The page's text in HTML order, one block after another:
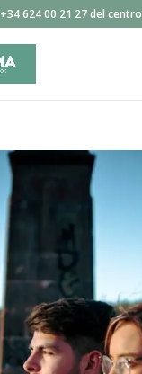
+34 624 00 21 27 del centro